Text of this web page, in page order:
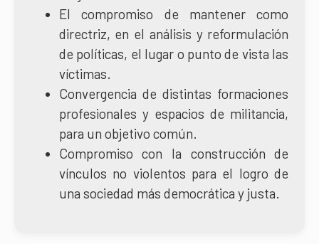
El compromiso de mantener como
directriz, en el análisis y reformulación
de políticas, el lugar o punto de vista las
víctimas.
Convergencia de distintas formaciones
profesionales y espacios de militancia,
para un objetivo común.
Compromiso con la construcción de
vínculos no violentos para el logro de
una sociedad más democrática y justa.